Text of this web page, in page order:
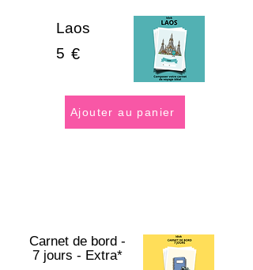
5
Laos
€
Ajouter au panier
Carnet de bord -
7 jours - Extra*